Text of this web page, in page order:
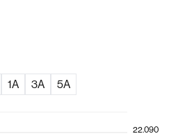
1A 3A 5A
22.090